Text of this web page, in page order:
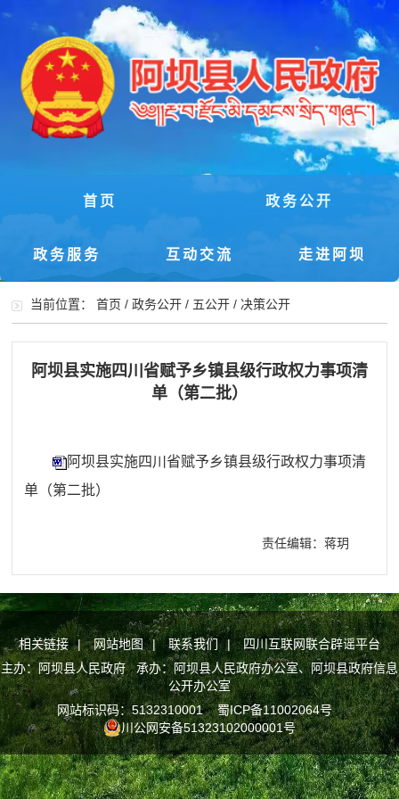
首页 政务公开
政务服务 互动交流 走进阿坝
当前位置：首页 /政务公开 / 五公开 / 决策公开
阿坝县实施四川省赋予乡镇县级行政权力事项清
单（第二批）
阿坝县实施四川省赋予乡镇县级行政权力事项清
单（第二批）
责任编辑：蒋玥
相关链接 | 网站地图 | 联系我们 |
四川互联网联合辟谣平台
主办：阿坝县人民政府 承办：阿坝县人民政府办公室、阿坝县政府信息
公开办公室
网站标识码：5132310001蜀ICP备11002064号
川公网安备51323102000001号